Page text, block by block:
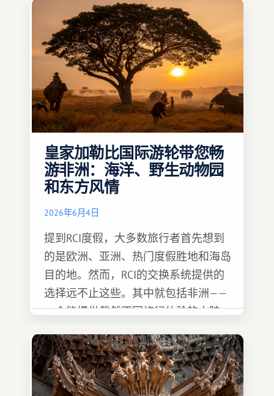
皇家加勒比国际游轮带您畅
游非洲：海洋、野生动物园
和东方风情
2026年6月4日
提到RCI度假，大多数旅行者首先想到
的是欧洲、亚洲、热门度假胜地和海岛
目的地。然而，RCI的交换系统提供的
选择远不止这些。其中就包括非洲——
一个能提供截然不同旅行体验的大陆。